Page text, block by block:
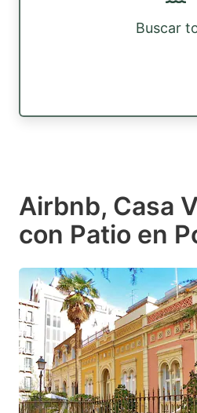
Buscar
Airbnb, Casa
con Patio en